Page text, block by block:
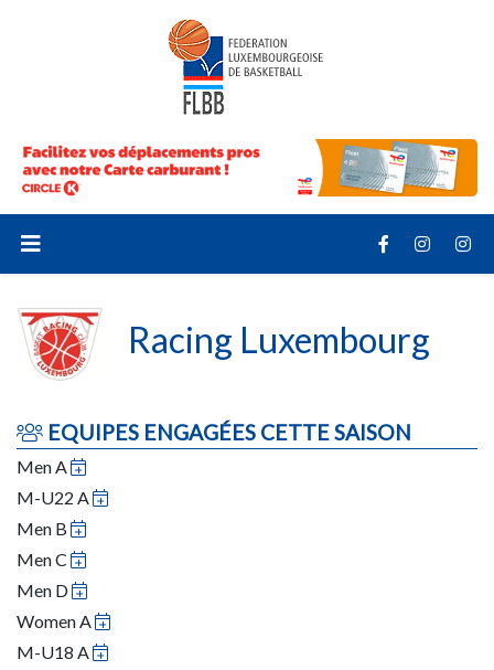
Racing Luxembourg
EQUIPES ENGAGÉES CETTE SAISON
Men A
M-U22 A
Men B
Men C
Men D
Women A
M-U18 A